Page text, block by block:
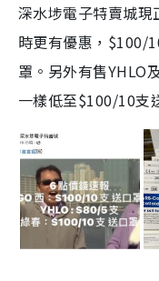
深水埗電子特賣城
時更有優惠，$100/
罩。另外有售YHLO
一樣低至$100/10支